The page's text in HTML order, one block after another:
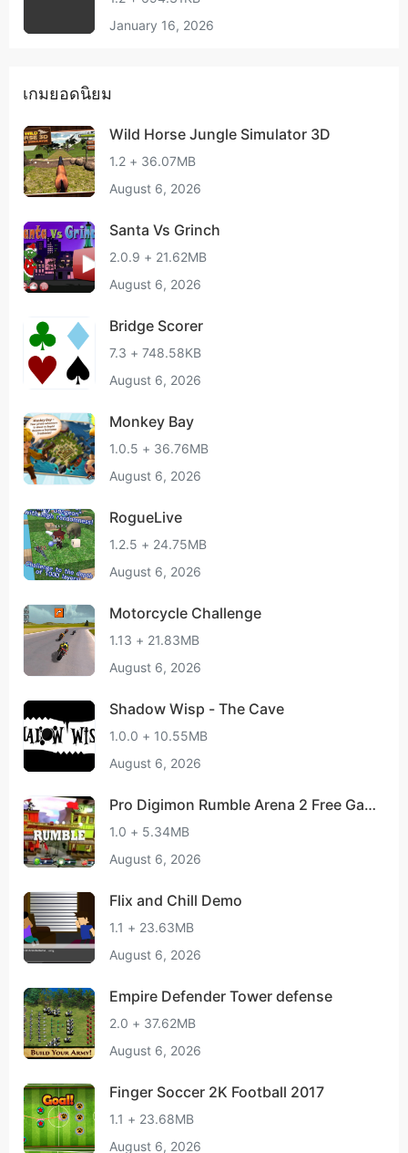
January 16, 2026
เกมยอดนิยม
Wild Horse Jungle Simulator 3D
1.2 + 36.07MB
August 6, 2026
Santa Vs Grinch
2.0.9 + 21.62MB
August 6, 2026
Bridge Scorer
7.3 + 748.58KB
August 6, 2026
Monkey Bay
1.0.5 + 36.76MB
August 6, 2026
RogueLive
1.2.5 + 24.75MB
August 6, 2026
Motorcycle Challenge
1.13 + 21.83MB
August 6, 2026
Shadow Wisp - The Cave
1.0.0 + 10.55MB
August 6, 2026
Pro Digimon Rumble Arena 2 Free Ga
me Hint
1.0 + 5.34MB
August 6, 2026
Flix and Chill Demo
1.1 + 23.63MB
August 6, 2026
Empire Defender Tower defense
2.0 + 37.62MB
August 6, 2026
Finger Soccer 2K Football 2017
1.1 + 23.68MB
August 6, 2026